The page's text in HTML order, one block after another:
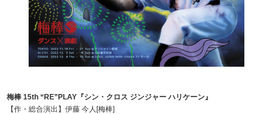
梅棒 15th “RE”PLAY『シン・クロス ジンジャー ハリケーン』
【作・総合演出】伊藤 今⼈[梅棒]